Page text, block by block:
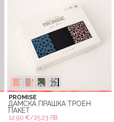
PROMISE
ДАМСКА ПРАШКА ТРОЕН
ПАКЕТ
12.90 €/25.23 ЛВ.